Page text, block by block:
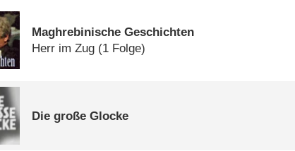
Maghrebinische Geschichten
Herr im Zug (1 Folge)
Die große Glocke